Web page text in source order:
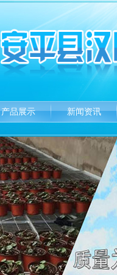
产品展示 新闻资讯